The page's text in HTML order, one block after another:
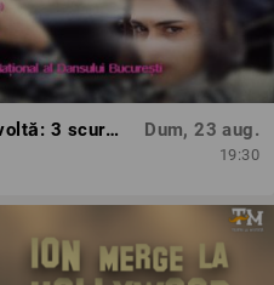
Margot Nash – Reverie și Revoltă: 3 scurtmetraje feminist-avangardiste Dum, 23 aug.
19:30